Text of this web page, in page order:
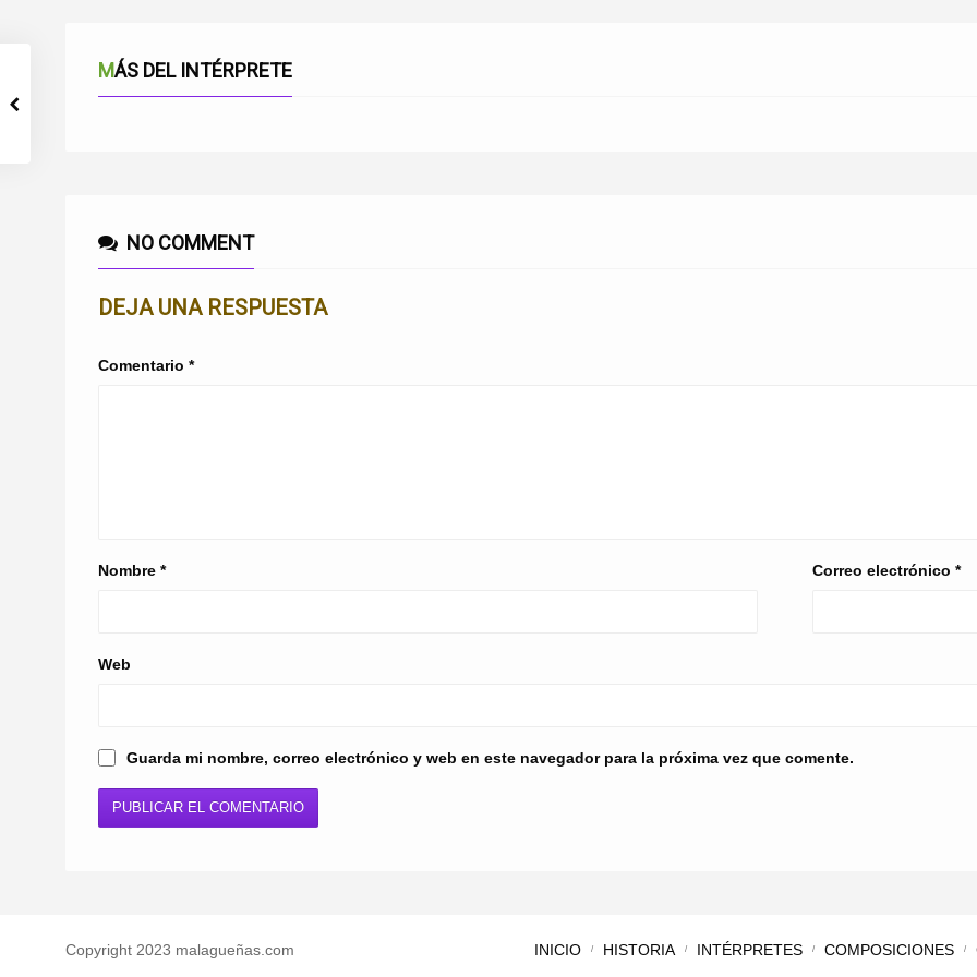
MÁS DEL INTÉRPRETE
NO COMMENT
DEJA UNA RESPUESTA
Comentario *
Nombre * Correo electrónico*
Web
Guarda mi nombre, correo electrónico y web en este navegador para la próxima vez que comente.
Copyright 2023 malagueñas.com INICIO HISTORIA INTÉRPRETES COMPOSICIONES